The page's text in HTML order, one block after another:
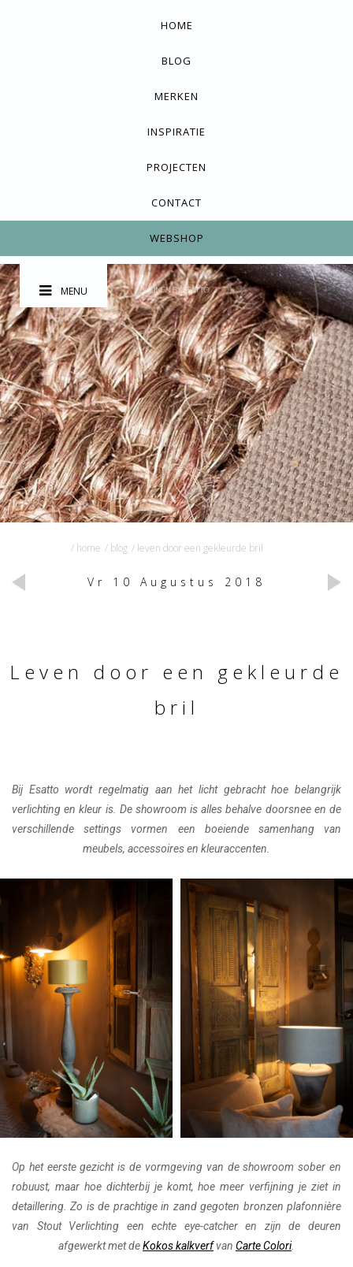
HOME
BLOG
MERKEN
INSPIRATIE
PROJECTEN
CONTACT
WEBSHOP
MENU
/ home / blog / leven door een gekleurde bril
Vr 10 Augustus 2018
Leven door een gekleurde
bril
Bij Esatto wordt regelmatig aan het licht gebracht hoe belangrijk
verlichting en kleur is. De showroom is alles behalve doorsnee en de
verschillende settings vormen een boeiende samenhang van
meubels, accessoires en kleuraccenten.
Op het eerste gezicht is de vormgeving van de showroom sober en
robuust, maar hoe dichterbij je komt, hoe meer verfijning je ziet in
detaillering. Zo is de prachtige in zand gegoten bronzen plafonnière
van Stout Verlichting een echte eye-catcher en zijn de deuren
afgewerkt met deKokos kalkverfvan Carte Colori.